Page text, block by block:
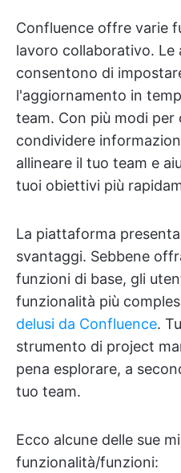
Confluence offre varie
lavoro collaborativo. Le
consentono di
l'aggiornamento in
team. Con più modi per
condividere
allineare il tuo team e
tuoi obiettivi più
La piattaforma
svantaggi. Sebbene
funzioni di base, gli
funzionalità più
delusi da Confluence.
strumento di project
pena esplorare, a
tuo team.
Ecco alcune delle sue
funzionalità/funzioni: